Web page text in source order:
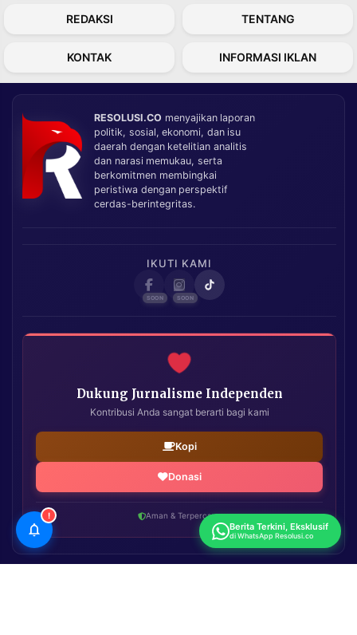
REDAKSI TENTANG
KONTAK INFORMASI IKLAN
RESOLUSI.CO menyajikan laporan
politik, sosial, ekonomi, dan isu
daerah dengan ketelitian analitis
dan narasi memukau, serta
berkomitmen membingkai
peristiwa dengan perspektif
cerdas-berintegritas.
IKUTI KAMI
Dukung Jurnalisme Independen
Kontribusi Anda sangat berarti bagi kami
Kopi
Donasi
Aman & Terpercaya
!
Berita Terkini, Eksklusif
di WhatsApp Resolusi.co